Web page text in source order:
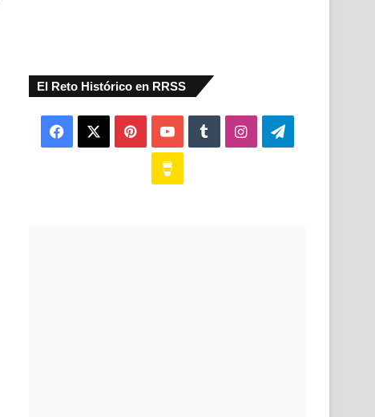
El Reto Histórico en RRSS
Facebook PinterestYouTubeTumblrInstagramTelegram